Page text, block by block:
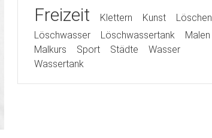
Freizeit Klettern Kunst
Löschen
Löschwasser
Löschwassertank
Malen
Malkurs
Sport Städte
Wasser
Wassertank